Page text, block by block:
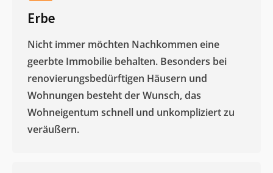
Erbe
Nicht immer möchten Nachkommen eine
geerbte Immobilie behalten. Besonders bei
renovierungsbedürftigen Häusern und
Wohnungen besteht der Wunsch, das
Wohneigentum schnell und unkompliziert zu
veräußern. ​